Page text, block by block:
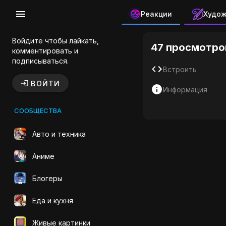
Реакции
Войдите чтобы лайкать,
комментировать и
подписываться.
ВОЙТИ
СООБЩЕСТВА
Авто и техника
Аниме
Блогеры
Еда и кухня
Живые картинки
Пирог
47
Встроить
Информация